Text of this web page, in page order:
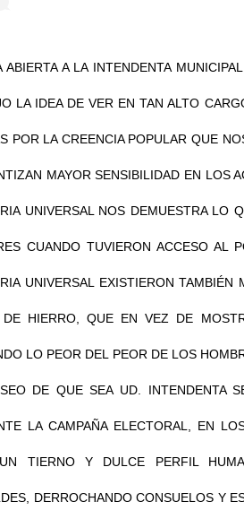
ABIERTA A LA INTENDENTA
LA IDEA DE VER EN TAN ALTO
POR LA CREENCIA POPULAR QUE
MAYOR SENSIBILIDAD EN LOS
UNIVERSAL NOS DEMUESTRA LO
CUANDO TUVIERON ACCESO AL
UNIVERSAL EXISTIERON
DE HIERRO, QUE EN VEZ DE
LO PEOR DEL PEOR DE LOS
DE QUE SEA UD. INTENDENTA
LA CAMPAÑA ELECTORAL, EN
TIERNO Y DULCE PERFIL
DERROCHANDO CONSUELOS Y